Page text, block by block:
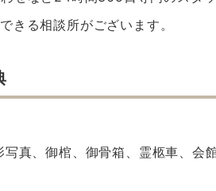
きる相談所がございます。
真、御棺、御骨箱、霊柩車、会